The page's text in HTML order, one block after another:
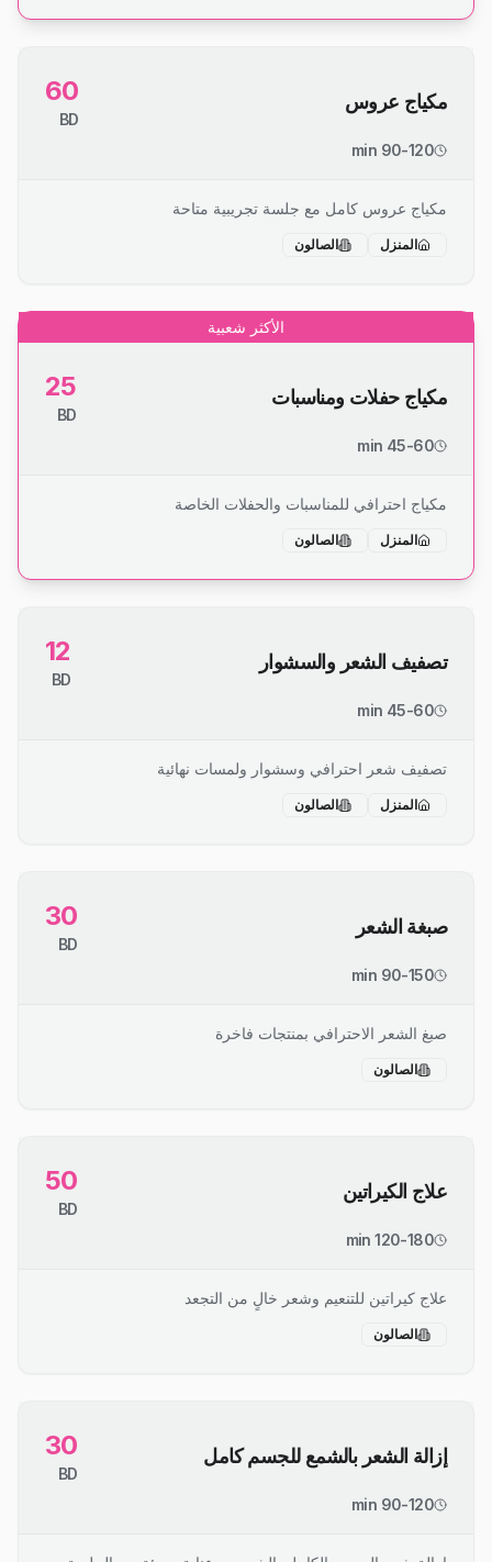
مكياج عروس 60
BD
90-120 min
مكياج عروس كامل مع جلسة تجريبية متاحة
المنزل الصالون
الأكثر شعبية
مكياج حفلات ومناسبات 25
BD
45-60 min
مكياج احترافي للمناسبات والحفلات الخاصة
المنزل الصالون
تصفيف الشعر والسشوار 12
BD
45-60 min
تصفيف شعر احترافي وسشوار ولمسات نهائية
المنزل الصالون
صبغة الشعر 30
BD
90-150 min
صبغ الشعر الاحترافي بمنتجات فاخرة
الصالون
علاج الكيراتين 50
BD
120-180 min
علاج كيراتين للتنعيم وشعر خالٍ من التجعد
الصالون
إزالة الشعر بالشمع للجسم كامل 30
BD
90-120 min